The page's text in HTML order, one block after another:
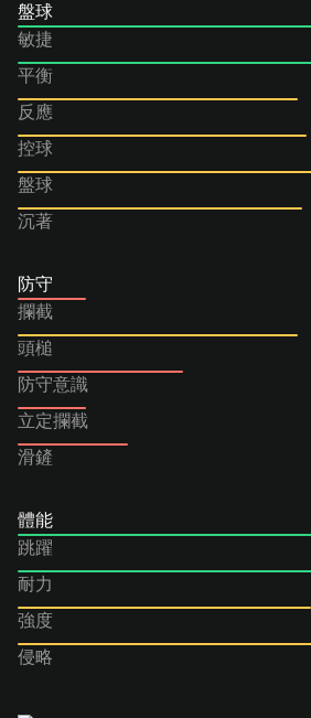
盤球
敏捷
平衡
反應
控球
盤球
沉著
防守
攔截
頭槌
防守意識
立定攔截
滑鏟
體能
跳躍
耐力
強度
侵略